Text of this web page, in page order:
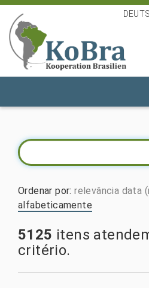
Ordenar por:relevância data
alfabeticamente
5125 itens
critério.